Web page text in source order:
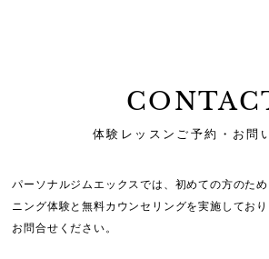
体験レッスンご予約・お問
パーソナルジムエックスでは、初めての方のため
ニング体験と無料カウンセリングを実施しており
お問合せください。